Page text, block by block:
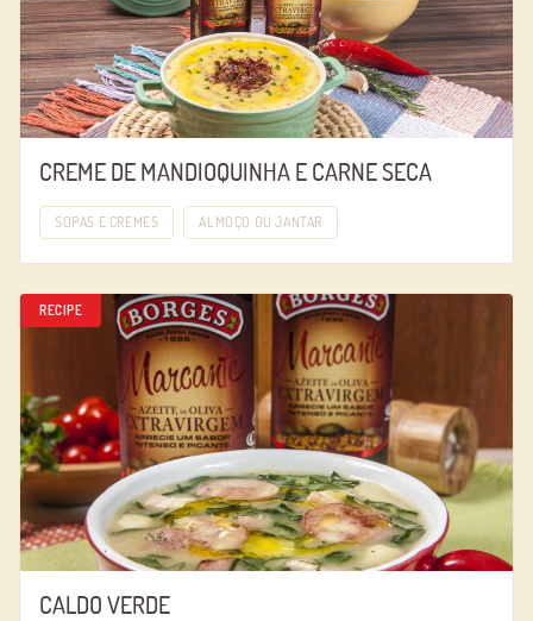
CREME DE MANDIOQUINHA E CARNE SECA
SOPAS E CREMES ALMOÇO OU JANTAR
RECIPE
CALDO VERDE